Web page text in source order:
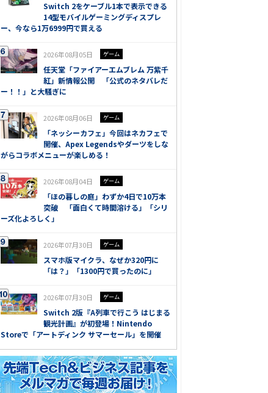
Switch 2をケーブル1本で表示できる
14型モバイルゲーミングディスプレ
ー、今なら1万6999円で買える
2026年08月05日 ゲーム
任天堂「ファイアーエムブレム 万紫千
紅」新情報公開 「公式のネタバレだ
ー！！」と大騒ぎに
2026年08月06日 ゲーム
「ネッシーカフェ」今回はネカフェで
開催、Apex Legendsやダーツをしな
がらコラボメニューが楽しめる！
2026年08月04日 ゲーム
「ほの暮しの庭」わずか4日で10万本
突破 「面白くて時間溶ける」「シリ
ーズ化よろしく」
2026年07月30日 ゲーム
スマホ版マイクラ、なぜか320円に
「は？」「1300円で買ったのに」
2026年07月30日 ゲーム
Switch 2版『A列車で行こう はじまる
観光計画』が初登場！Nintendo
Storeで「アートディンク サマーセール」を開催